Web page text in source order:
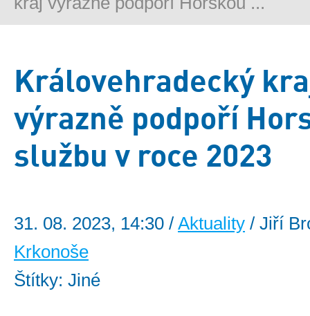
Královehradecký
výrazně podpoří
službu v roce 2023
31. 08. 2023, 14:30 / Aktuality / Jiří
Krkonoše
Štítky: Jiné